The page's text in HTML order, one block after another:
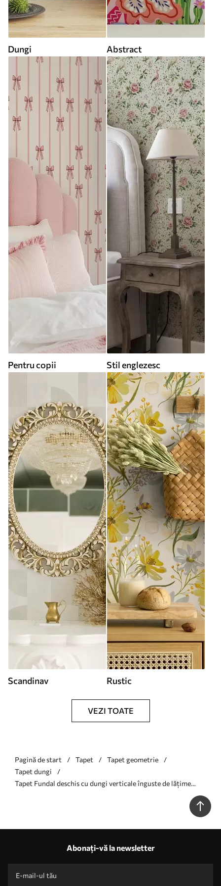
Dungi Abstract
Pentru copii Stil englezesc
Scandinav Rustic
VEZI TOATE
Pagină de start Tapet
Tapet geometrie
Tapet dungi
Tapet Fundal deschis cu dungi verticale înguste de lățime
Abonați-vă la newsletter